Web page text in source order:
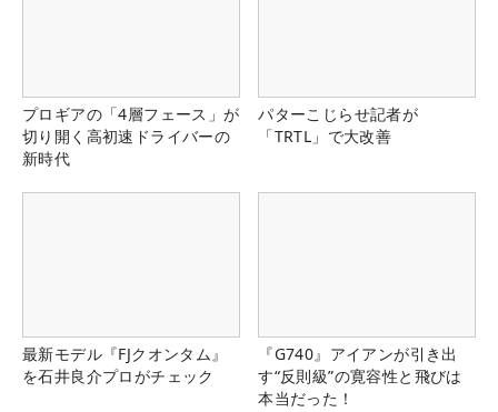
プロギアの「4層フェース」が
切り開く高初速ドライバーの
新時代
パターこじらせ記者が
「TRTL」で大改善
最新モデル『FJクオンタム』
を石井良介プロがチェック
『G740』アイアンが引き出
す“反則級”の寛容性と飛びは
本当だった！